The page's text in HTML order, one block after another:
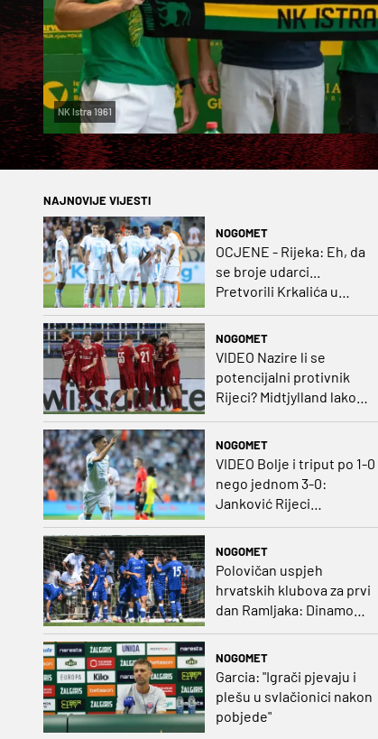
NK Istra 1961
NAJNOVIJE VIJESTI
NOGOMET
OCJENE - Rijeka: Eh, da
se broje udarci...
Pretvorili Krkalića u
NOGOMET
VIDEO Nazire li se
potencijalni protivnik
Rijeci? Midtjylland lako
NOGOMET
VIDEO Bolje i triput po 1-0
nego jednom 3-0:
Janković Rijeci
projektilom donio slavlje
protivnika
NOGOMET
Polovičan uspjeh
hrvatskih klubova za prvi
dan Ramljaka: Dinamo
poražen od Juventusa,
NOGOMET
Garcia: "Igrači pjevaju i
plešu u svlačionici nakon
pobjede"